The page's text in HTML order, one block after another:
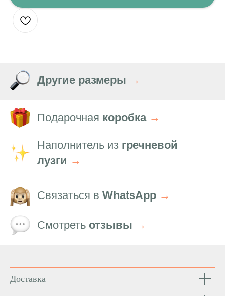
Другие размеры →
Подарочная коробка →
Наполнитель из гречневой
лузги →
Связаться в WhatsApp →
Смотреть отзывы →
Доставка